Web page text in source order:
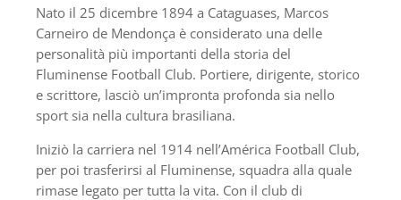
Nato il 25 dicembre 1894 a Cataguases, Marcos
Carneiro de Mendonça è considerato una delle
personalità più importanti della storia del
Fluminense Football Club. Portiere, dirigente, storico
e scrittore, lasciò un’impronta profonda sia nello
sport sia nella cultura brasiliana.
Iniziò la carriera nel 1914 nell’América Football Club,
per poi trasferirsi al Fluminense, squadra alla quale
rimase legato per tutta la vita. Con il club di